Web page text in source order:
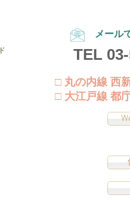
メール
TEL
□ 丸の内線 西
□ 大江戸線 都